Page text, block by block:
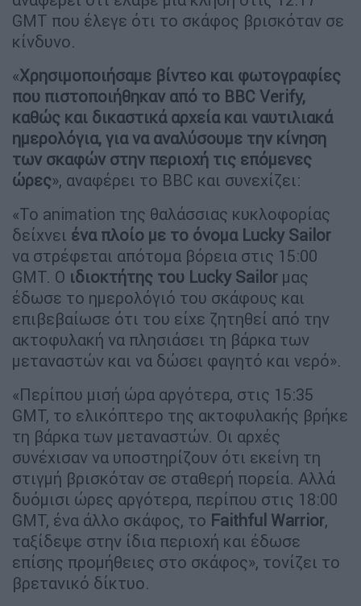
GMT που έλεγε ότι το σκάφος βρισκόταν σε
κίνδυνο.
«Χρησιμοποιήσαμε βίντεο και φωτογραφίες
που πιστοποιήθηκαν από το BBC Verify,
καθώς και δικαστικά αρχεία και ναυτιλιακά
ημερολόγια, για να αναλύσουμε την κίνηση
των σκαφών στην περιοχή τις επόμενες
ώρες», αναφέρει το BBC και συνεχίζει:
«Το animation της θαλάσσιας κυκλοφορίας
δείχνει ένα πλοίο με το όνομα Lucky Sailor
να στρέφεται απότομα βόρεια στις 15:00
GMT. Ο ιδιοκτήτης του Lucky Sailor μας
έδωσε το ημερολόγιό του σκάφους και
επιβεβαίωσε ότι του είχε ζητηθεί από την
ακτοφυλακή να πλησιάσει τη βάρκα των
μεταναστών και να δώσει φαγητό και νερό».
«Περίπου μισή ώρα αργότερα, στις 15:35
GMT, το ελικόπτερο της ακτοφυλακής βρήκε
τη βάρκα των μεταναστών. Οι αρχές
συνέχισαν να υποστηρίζουν ότι εκείνη τη
στιγμή βρισκόταν σε σταθερή πορεία. Αλλά
δυόμισι ώρες αργότερα, περίπου στις 18:00
GMT, ένα άλλο σκάφος, το Faithful Warrior,
ταξίδεψε στην ίδια περιοχή και έδωσε
επίσης προμήθειες στο σκάφος», τονίζει το
βρετανικό δίκτυο.